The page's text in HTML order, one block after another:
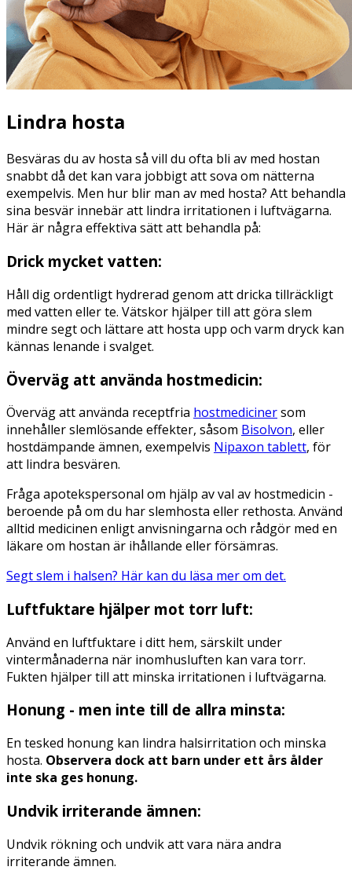
Lindra hosta
Besväras du av hosta så vill du ofta bli av med hostan
snabbt då det kan vara jobbigt att sova om nätterna
exempelvis. Men hur blir man av med hosta? Att behandla
sina besvär innebär att lindra irritationen i luftvägarna.
Här är några effektiva sätt att behandla på:
Drick mycket vatten:
Håll dig ordentligt hydrerad genom att dricka tillräckligt
med vatten eller te. Vätskor hjälper till att göra slem
mindre segt och lättare att hosta upp och varm dryck kan
kännas lenande i svalget.
Överväg att använda hostmedicin:
Överväg att använda receptfria hostmedicinersom
innehåller slemlösande effekter, såsom Bisolvon, eller
hostdämpande ämnen, exempelvis Nipaxon tablett, för
att lindra besvären.
Fråga apotekspersonal om hjälp av val av hostmedicin -
beroende på om du har slemhosta eller rethosta. Använd
alltid medicinen enligt anvisningarna och rådgör med en
läkare om hostan är ihållande eller försämras.
Segt slem i halsen? Här kan du läsa mer om det.
Luftfuktare hjälper mot torr luft:
Använd en luftfuktare i ditt hem, särskilt under
vintermånaderna när inomhusluften kan vara torr.
Fukten hjälper till att minska irritationen i luftvägarna.
Honung - men inte till de allra minsta:
En tesked honung kan lindra halsirritation och minska
hosta. Observera dock att barn under ett års ålder
inte ska ges honung.
Undvik irriterande ämnen:
Undvik rökning och undvik att vara nära andra
irriterande ämnen.